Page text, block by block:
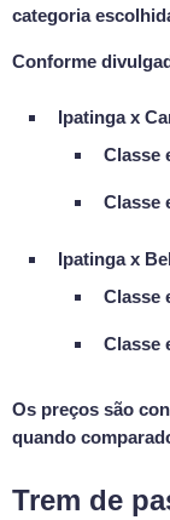
categoria
Conforme
Ipatinga x
Classe
Classe
Ipatinga x
Classe
Classe
Os preços são
quando
Trem de